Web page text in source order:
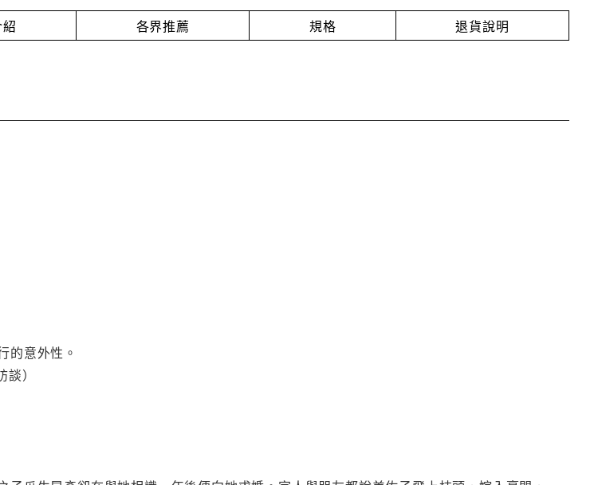
各界推薦 規格 退貨說明
的意外性。
）